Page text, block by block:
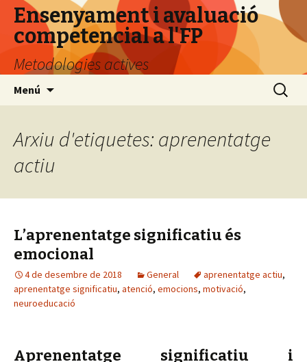
Ensenyament i avaluació
competencial a l'FP
Metodologies actives
Menú Cerca:
Arxiu d'etiquetes: aprenentatge
actiu
L’aprenentatge significatiu és
emocional
4 de desembre de 2018 General aprenentatge actiu,
aprenentatge significatiu, atenció, emocions, motivació,
neuroeducació
Aprenentatge significatiu i